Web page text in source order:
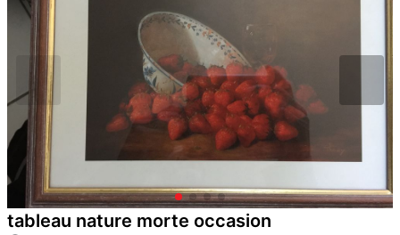
tableau nature morte occasion